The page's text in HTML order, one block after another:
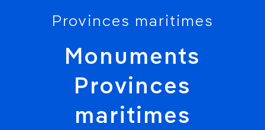
Votre recherche
Provinces maritimes
Monuments
Provinces
maritimes